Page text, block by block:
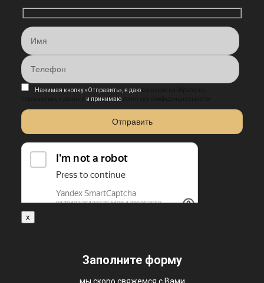
Нажимая кнопку «Отправить», я даю
и принимаю
x
Заполните форму
мы скоро свяжемся с Вами